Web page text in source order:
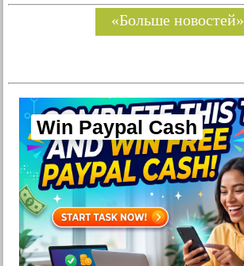
«Больше новостей»
Win Paypal Cash